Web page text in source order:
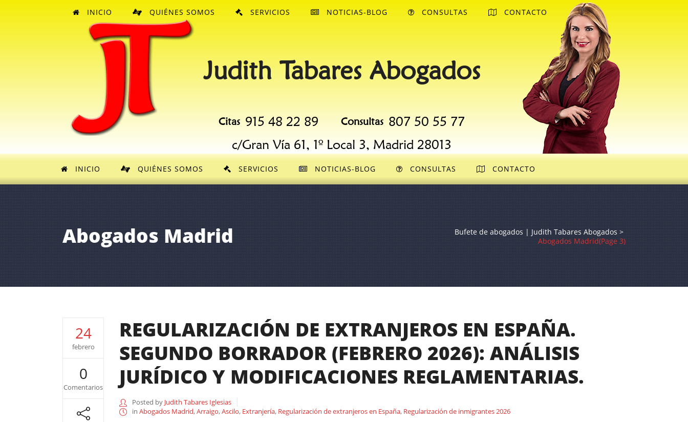
Judith Tabares Abogados
Citas 915 48 22 89 Consultas 807 50 55 77
c/Gran Vía 61, 1º Local 3, Madrid 28013
INICIO QUIÉNES SOMOS SERVICIOS NOTICIAS-BLOG CONSULTAS CONTACTO
INICIO QUIÉNES SOMOS SERVICIOS NOTICIAS-BLOG CONSULTAS CONTACTO
Abogados Madrid Bufete de abogados | Judith Tabares Abogados>
Abogados Madrid(Page 3)
24
febrero
0
Comentarios
REGULARIZACIÓN DE EXTRANJEROS EN ESPAÑA.
SEGUNDO BORRADOR (FEBRERO 2026): ANÁLISIS
JURÍDICO Y MODIFICACIONES REGLAMENTARIAS.
Posted by Judith Tabares Iglesias
in Abogados Madrid,Arraigo,Ascilo, Extranjería, Regularización de extranjeros en España, Regularización de inmigrantes 2026